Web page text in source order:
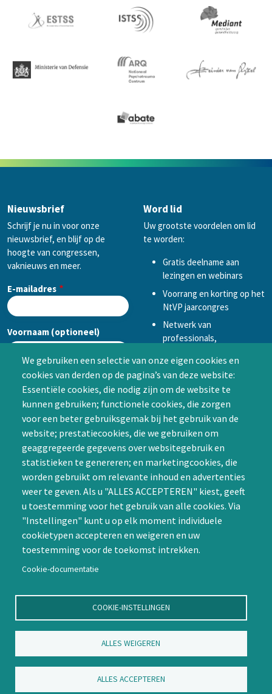
We gebruiken een selectie van onze eigen cookies en
cookies van derden op de pagina’s van deze website:
Essentiële cookies, die nodig zijn om de website te
kunnen gebruiken; functionele cookies, die zorgen
voor een beter gebruiksgemak bij het gebruik van de
website; prestatiecookies, die we gebruiken om
geaggregeerde gegevens over websitegebruik en
statistieken te genereren; en marketingcookies, die
worden gebruikt om relevante inhoud en advertenties
weer te geven. Als u "ALLES ACCEPTEREN" kiest, geeft
u toestemming voor het gebruik van alle cookies. Via
"Instellingen" kunt u op elk moment individuele
cookietypen accepteren en weigeren en uw
toestemming voor de toekomst intrekken.
Cookie-documentatie
COOKIE-INSTELLINGEN
ALLES WEIGEREN
ALLES ACCEPTEREN
Nieuwsbrief
Schrijf je nu in voor onze
nieuwsbrief, en blijf op de
hoogte van congressen,
vaknieuws en meer.
E-mailadres
Voornaam (optioneel)
Achternaam (optioneel)
CAPTCHA
Word lid
Uw grootste voordelen om lid
te worden:
Gratis deelname aan
lezingen en webinars
Voorrang en korting op het
NtVP jaarcongres
Netwerk van
professionals,
samenwerken in een van
de Special Interest
Groepen (SIG’s) of zelf een
SIG initiëren
Word lid
Contact
Nienoord 5, 1112 XE Diemen
info@ntvp.nl
SNSBNL2A te Utrecht